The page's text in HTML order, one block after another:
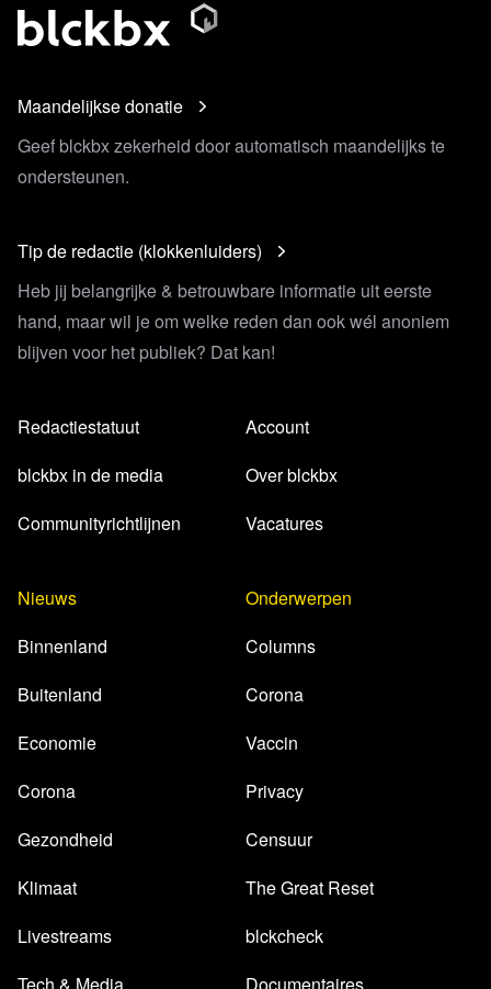
Maandelijkse donatie
Geef blckbx zekerheid door automatisch maandelijks te
ondersteunen.
Tip de redactie (klokkenluiders)
Heb jij belangrijke & betrouwbare informatie uit eerste
hand, maar wil je om welke reden dan ook wél anoniem
blijven voor het publiek? Dat kan!
Redactiestatuut
blckbx in de media
Communityrichtlijnen
Account
Over blckbx
Vacatures
Nieuws
Binnenland
Buitenland
Economie
Corona
Gezondheid
Klimaat
Livestreams
Tech & Media
Onderwerpen
Columns
Corona
Vaccin
Privacy
Censuur
The Great Reset
blckcheck
Documentaires